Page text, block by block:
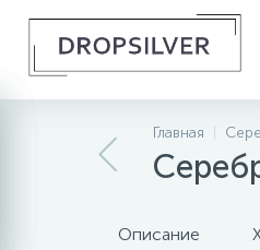
Главная
Описание